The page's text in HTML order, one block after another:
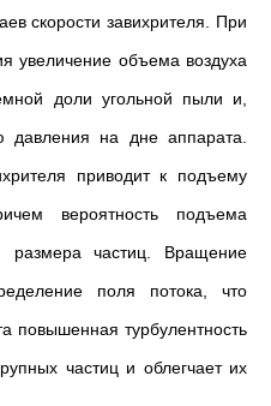
скорости завихрителя. При
увеличение объема воздуха
доли угольной пыли и,
давления на дне аппарата.
приводит к подъему
вероятность подъема
размера частиц. Вращение
поля потока, что
повышенная турбулентность
частиц и облегчает их